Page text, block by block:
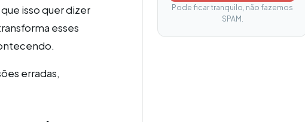
isso quer dizer
esses
erradas,
Pode ficar tranquilo, não fazemos
SPAM.